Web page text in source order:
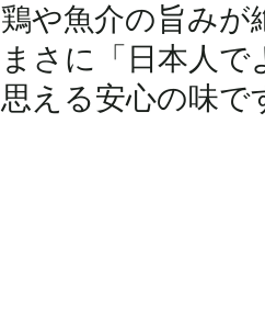
鶏や魚介の旨みが
まさに「日本人で
思える安心の味